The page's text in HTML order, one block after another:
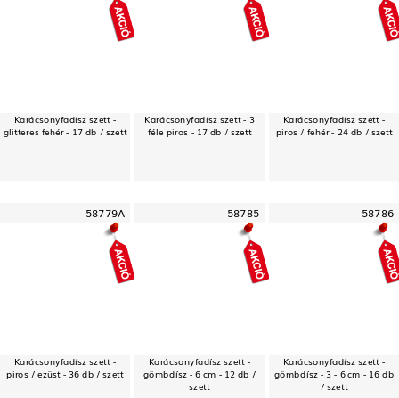
Karácsonyfadísz szett -
glitteres fehér - 17 db / szett
Karácsonyfadísz szett - 3
féle piros - 17 db / szett
Karácsonyfadísz szett -
piros / fehér - 24 db / szett
58779A
Karácsonyfadísz szett -
piros / ezüst - 36 db / szett
58785
Karácsonyfadísz szett -
gömbdísz - 6 cm - 12 db /
szett
58786
Karácsonyfadísz szett -
gömbdísz - 3 - 6 cm - 16 db
/ szett